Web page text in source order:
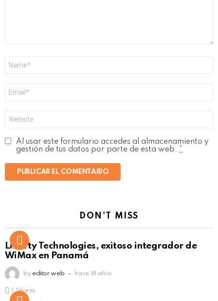
electrónico
*
Al usar este formulario accedes al almacenamiento y
gestión de tus datos por parte de esta web.
DON'T MISS
Liberty Technologies, exitoso integrador de
WiMax en Panamá
by editor web hace 18 años
Shares